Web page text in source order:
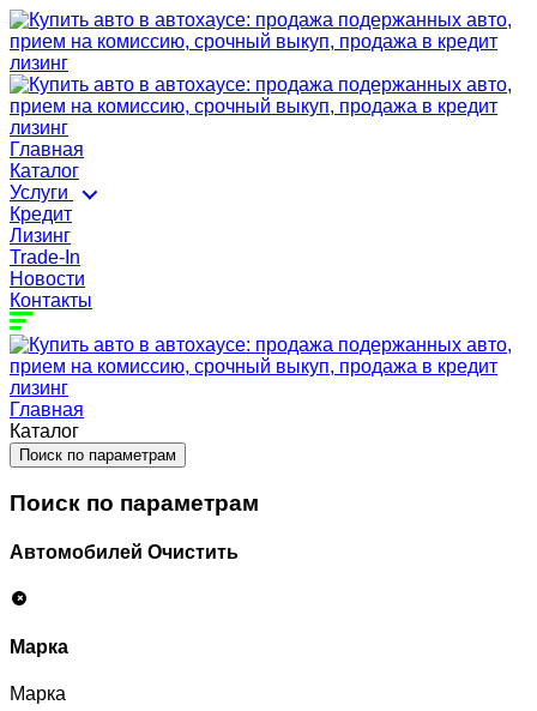
Главная
Каталог
Услуги
Кредит
Лизинг
Trade-In
Новости
Контакты
Главная
Каталог
Поиск по параметрам
Поиск по параметрам
Автомобилей Очистить
Марка
Марка